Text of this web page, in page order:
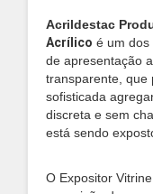
Acrildestac
Acrílico é um dos
de apresentação
transparente, que
sofisticada
discreta e sem
está sendo
O Expositor